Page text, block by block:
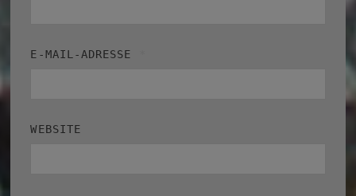
E-MAIL-ADRESSE
WEBSITE